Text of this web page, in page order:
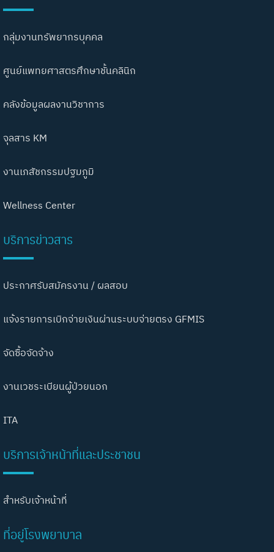
กลุ่มงานทรัพยากรบุคคล
ศูนย์แพทยศาสตรศึกษาชั้นคลินิก
คลังข้อมูลผลงานวิชาการ
จุลสาร KM
งานเภสัชกรรมปฐมภูมิ
Wellness Center
บริการข่าวสาร
ประกาศรับสมัครงาน / ผลสอบ
แจ้งรายการเบิกจ่ายเงินผ่านระบบจ่ายตรง GFMIS
จัดซื้อจัดจ้าง
งานเวชระเบียนผู้ป่วยนอก
ITA
บริการเจ้าหน้าที่และประชาชน
สำหรับเจ้าหน้าที่
ที่อยู่โรงพยาบาล